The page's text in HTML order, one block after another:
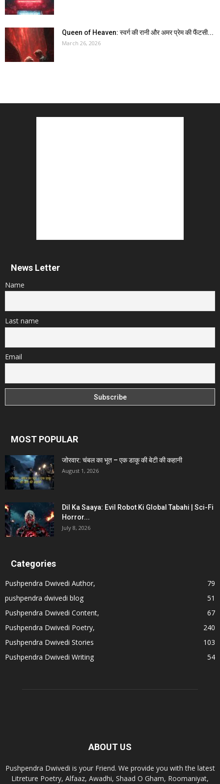
Queen of Heaven: स्वर्ग की रानी और अमर प्रेम की फैंटसी...
March 26, 2026
News Letter
Name
Last name
Email
MOST POPULAR
जोरवार: चंबल का भूत – एक डाकू की बेटी की कहानी
August 1, 2026
Dil Ka Saaya: Evil Robot Ki Global Tabahi | Sci-Fi
Horror...
July 8, 2026
Categories
Pushpendra Dwivedi Author,
79
pushpendra dwivedi blog
51
Pushpendra Dwivedi Content,
67
Pushpendra Dwivedi Poetry,
240
Pushpendra Dwivedi Stories
103
Pushpendra Dwivedi Writing
54
ABOUT US
Pushpendra Dwivedi is your Friend. We provide you with the latest
Litreture Poetry, Alfaaz, Awadhi, Shaad O Gham, Roomaniyat,